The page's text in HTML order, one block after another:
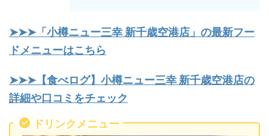
➤➤➤「小樽ニュー三幸 新千歳空港店」の最新フー
ドメニューはこちら
➤➤➤【食べログ】小樽ニュー三幸 新千歳空港店の
詳細や口コミをチェック
ドリンクメニュー